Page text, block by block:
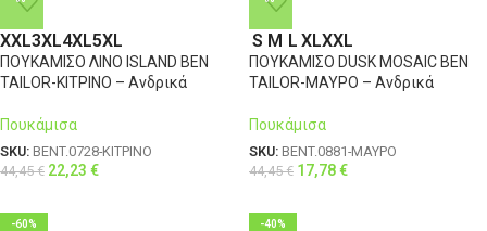
XXL3XL4XL5XL
ΠΟΥΚΑΜΙΣΟ ΛΙΝΟ ISLAND BEN
TAILOR-ΚΙΤΡΙΝΟ – Ανδρικά
Πουκάμισα
SKU: BENT.0728-ΚΙΤΡΙΝΟ
44,45€ 22,23 €
S M L XLXXL
ΠΟΥΚΑΜΙΣΟ DUSK MOSAIC BEN
TAILOR-ΜΑΥΡΟ – Ανδρικά
Πουκάμισα
SKU: BENT.0881-ΜΑΥΡΟ
44,45€ 17,78€
-60% -40%